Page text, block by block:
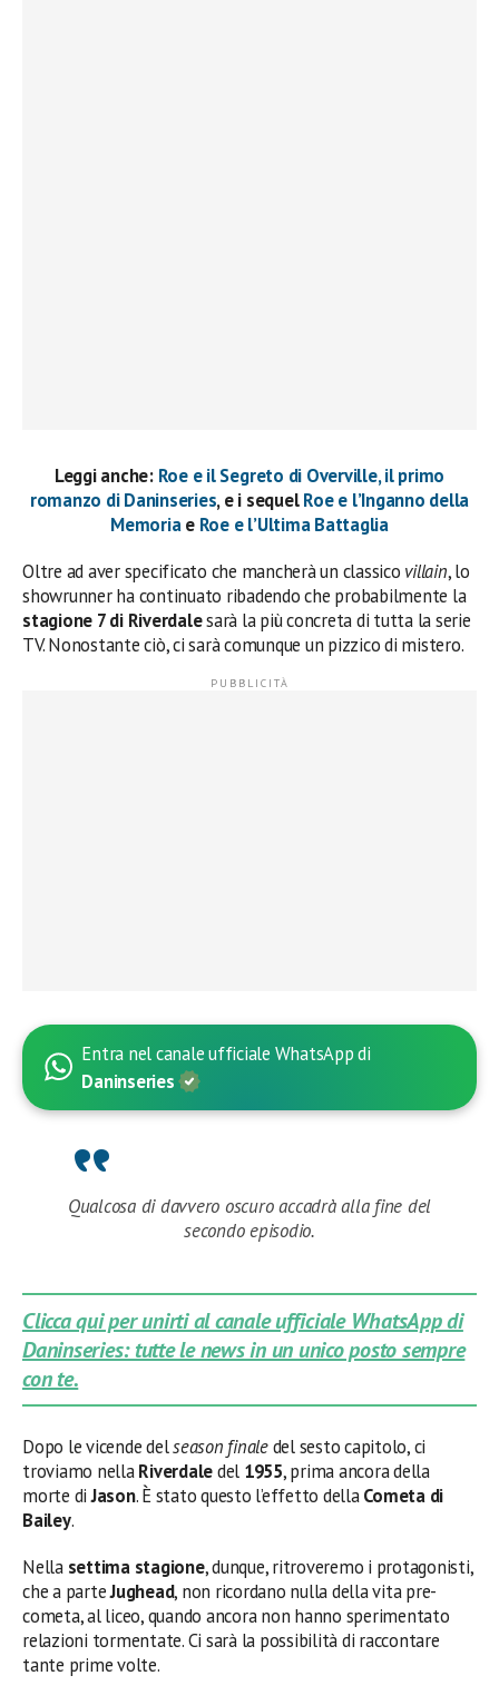
Leggi anche: Roe e il Segreto di Overville, il primo
romanzo di Daninseries, e i sequelRoe e l’Inganno della
Memoriae Roe e l’Ultima Battaglia
Oltre ad aver specificato che mancherà un classico villain, lo
showrunner ha continuato ribadendo che probabilmente la
stagione 7 di Riverdalesarà la più concreta di tutta la serie
TV. Nonostante ciò, ci sarà comunque un pizzico di mistero.
Entra nel canale ufficiale WhatsApp di
Daninseries
Qualcosa di davvero oscuro accadrà alla fine del
secondo episodio.
Clicca qui per unirti al canale ufficiale WhatsApp di
Daninseries: tutte le news in un unico posto sempre
con te.
Dopo le vicende delseason finaledel sesto capitolo, ci
troviamo nellaRiverdaledel 1955, prima ancora della
morte diJason. È stato questo l’effetto dellaCometa di
Bailey.
Nella settima stagione, dunque, ritroveremo i protagonisti,
che a parteJughead, non ricordano nulla della vita pre-
cometa, al liceo, quando ancora non hanno sperimentato
relazioni tormentate. Ci sarà la possibilità di raccontare
tante prime volte.